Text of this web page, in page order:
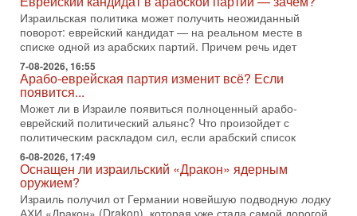
Тегерана и других стран региона. По его словам,
1-08-2026, 17:50
«Русский голос» Израиля: кто заберет его на этот
раз?
Голоса русскоязычных репатриантов не раз кардинально
меняли политический ландшафт Израиля. Достаточно
вспомнить взлет партии «Исраэль ба-алия», когда
31-07-2026, 17:00
Тайны закрытых дверей: о чём на самом деле
молчат Трамп и Нетаньяху?
Недавний визит премьер-министра Израиля Биньямина
Нетаньяху в США и его встреча с Дональдом Трампом
оставили больше вопросов, чем ответов. Полная
Израильская политика может получить неожиданный
поворот: еврейский кандидат — на реальном месте в
списке одной из арабских партий. Причем речь идет
7-08-2026, 16:55
Арабо-еврейская партия изменит всё? Если
появится...
Может ли в Израиле появиться полноценный арабо-
еврейский политический альянс? Что произойдет с
политическим раскладом сил, если арабский список
6-08-2026, 17:49
Оснащен ли израильский «Дракон» ядерным
оружием?
Израиль получил от Германии новейшую подводную лодку
АХИ «Дракон» (Drakon), которая уже стала самой дорогой